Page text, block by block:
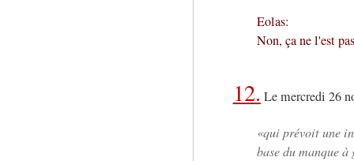
Eolas:
Non, ça ne l'est
12. Le mercredi 26
qui prévoit une
base du manque